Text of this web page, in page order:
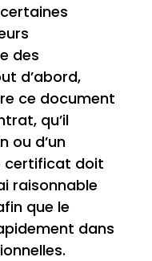
des
d’abord,
ce document
qu’il
ou d’un
certificat doit
raisonnable
que le
dans